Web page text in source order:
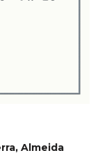
Almeida